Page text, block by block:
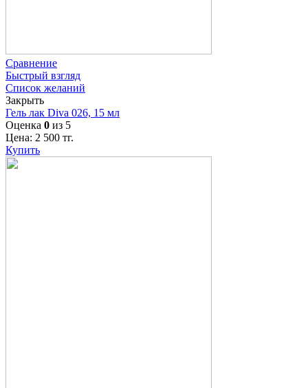
Сравнение
Быстрый взгляд
Список желаний
Закрыть
Гель лак Diva 026, 15 мл
Оценка 0 из 5
Цена: 2 500 тг.
Купить